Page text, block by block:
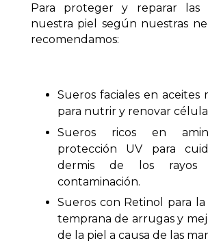
Para proteger y reparar las
nuestra piel según nuestras
recomendamos:
Sueros faciales en aceites
para nutrir y renovar
Sueros ricos en
protección UV para
dermis de los rayos
contaminación.
Sueros con Retinol para
temprana de arrugas y
de la piel a causa de las